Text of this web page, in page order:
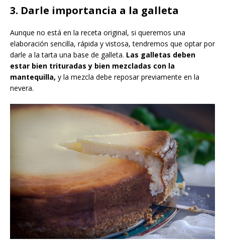
3. Darle importancia a la galleta
Aunque no está en la receta original, si queremos una
elaboración sencilla, rápida y vistosa, tendremos que optar por
darle a la tarta una base de galleta. Las galletas deben
estar bien trituradas y bien mezcladas con la
mantequilla, y la mezcla debe reposar previamente en la
nevera.